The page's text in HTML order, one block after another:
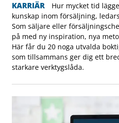
KARRIÄR
Hur mycket tid
kunskap inom försäljning,
Som säljare eller
på med ny inspiration, nya
Här får du 20 noga utvalda
som tillsammans ger dig ett
starkare verktygslåda.